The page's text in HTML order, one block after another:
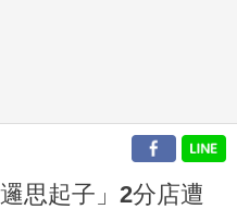
思起子」2分店遭